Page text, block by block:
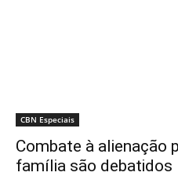
CBN Especiais
Combate à alienação
família são debatidos